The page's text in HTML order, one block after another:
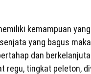
kemampuan
yang bagus
dan
regu, tingkat peleton,